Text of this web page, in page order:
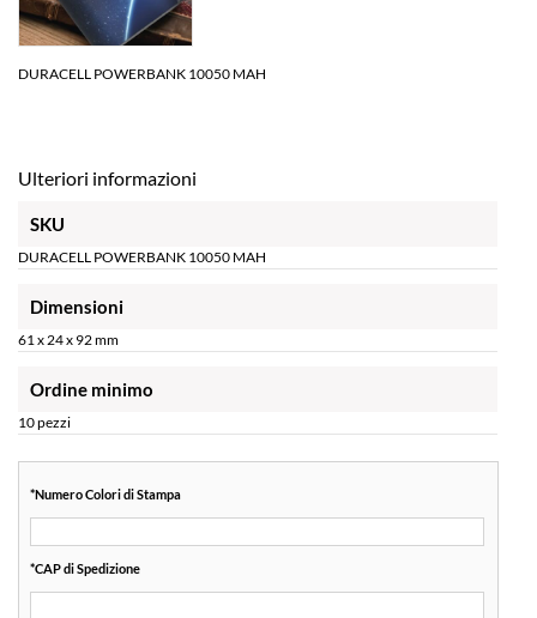
DURACELL POWERBANK 10050 MAH
Ulteriori informazioni
SKU
DURACELL POWERBANK 10050 MAH
Dimensioni
61 x 24 x 92 mm
Ordine minimo
10 pezzi
*Numero Colori di Stampa
*CAP di Spedizione